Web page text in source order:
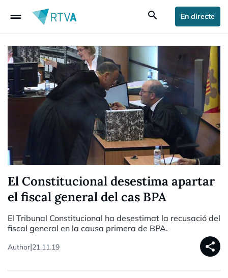
drag_handle search En directe
El Constitucional desestima apartar
el fiscal general del cas BPA
El Tribunal Constitucional ha desestimat la recusació del
fiscal general en la causa primera de BPA.
Author|21.11.19 share